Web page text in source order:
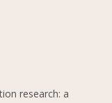
research: a